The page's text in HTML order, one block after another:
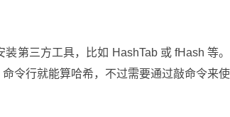
第三方工具，比如 HashTab 或 fHash 等。
令行就能算哈希，不过需要通过敲命令来使